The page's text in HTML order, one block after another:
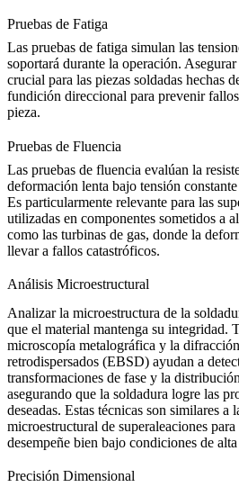
Pruebas de Fatiga
Las pruebas de fatiga simulan las
soportará durante la operación.
crucial para las piezas soldadas hechas
fundición direccional para prevenir
pieza.
Pruebas de Fluencia
Las pruebas de fluencia evalúan la
deformación lenta bajo tensión
Es particularmente relevante para las
utilizadas en componentes sometidos a
como las turbinas de gas, donde la
llevar a fallos catastróficos.
Análisis Microestructural
Analizar la microestructura de la
que el material mantenga su integridad.
microscopía metalográfica y la
retrodispersados (EBSD) ayudan a
transformaciones de fase y la
asegurando que la soldadura logre las
deseadas. Estas técnicas son similares a
microestructural de superaleaciones para
desempeñe bien bajo condiciones de
Precisión Dimensional